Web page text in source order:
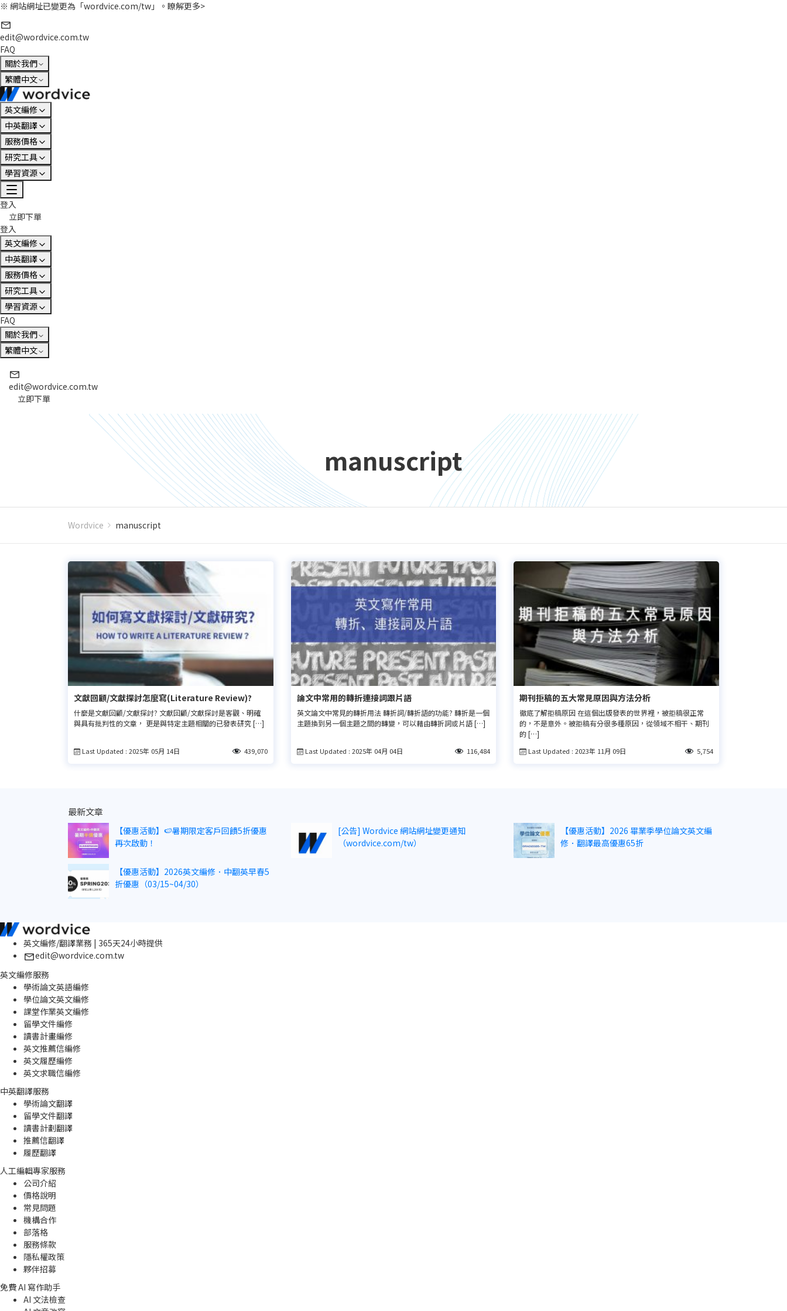
※ 網站網址已變更為「wordvice.com/tw」。 瞭解更多>
edit@wordvice.com.tw
FAQ
關於我們
繁體中文
英文編修
中英翻譯
服務價格
研究工具
學習資源
登入
立即下單
登入
英文編修
中英翻譯
服務價格
研究工具
學習資源
FAQ
關於我們
繁體中文
edit@wordvice.com.tw
立即下單
manuscript
Wordvice manuscript
文獻回顧/文獻探討怎麼寫(Literature Review)?
什麼是文獻回顧/文獻探討? 文獻回顧/文獻探討是客觀、明確
與具有批判性的文章， 更是與特定主題相關的已發表研究 […]
Last Updated : 2025年 05月 14日 439,070
論文中常用的轉折連接詞跟片語
英文論文中常見的轉折用法 轉折詞/轉折語的功能? 轉折是一個
主題換到另一個主題之間的轉變，可以藉由轉折詞或片語 […]
Last Updated : 2025年 04月 04日 116,484
期刊拒稿的五大常見原因與方法分析
徹底了解拒稿原因 在這個出版發表的世界裡，被拒稿很正常
的，不是意外。被拒稿有分很多種原因，從領域不相干、期刊
的 […]
Last Updated : 2023年 11月 09日 5,754
最新文章
【優惠活動】🍉暑期限定客戶回饋5折優惠
再次啟動！
[公告] Wordvice 網站網址變更通知
（wordvice.com/tw）
【優惠活動】2026 畢業季學位論文英文編
修．翻譯最高優惠65折
【優惠活動】2026英文編修．中翻英早春5
折優惠（03/15~04/30）
英文編修/翻譯業務 | 365天24小時提供
edit@wordvice.com.tw
英文編修服務
學術論文英語編修
學位論文英文編修
課堂作業英文編修
留學文件編修
讀書計畫編修
英文推薦信編修
英文履歷編修
英文求職信編修
中英翻譯服務
學術論文翻譯
留學文件翻譯
讀書計劃翻譯
推薦信翻譯
履歷翻譯
人工編輯專家服務
公司介紹
價格說明
常見問題
機構合作
部落格
服務條款
隱私權政策
夥伴招募
免費 AI 寫作助手
AI 文法檢查